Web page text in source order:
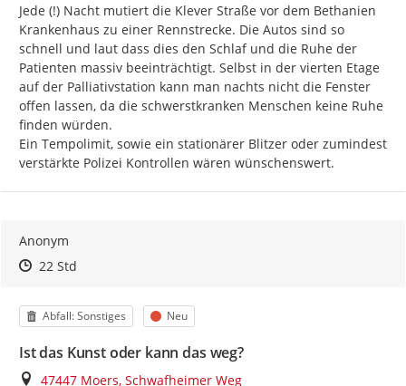
Jede (!) Nacht mutiert die Klever Straße vor dem Bethanien
Krankenhaus zu einer Rennstrecke. Die Autos sind so
schnell und laut dass dies den Schlaf und die Ruhe der
Patienten massiv beeinträchtigt. Selbst in der vierten Etage
auf der Palliativstation kann man nachts nicht die Fenster
offen lassen, da die schwerstkranken Menschen keine Ruhe
finden würden.
Ein Tempolimit, sowie ein stationärer Blitzer oder zumindest
verstärkte Polizei Kontrollen wären wünschenswert.
Anonym
Zeitpunkt des Erstellens
Zeitpunkt des Erstellens
22 StdZur Äußerung
Kategorie
Abfall: Sonstiges Status
Neu
Ist das Kunst oder kann das weg?
Ort
47447 Moers, Schwafheimer Weg